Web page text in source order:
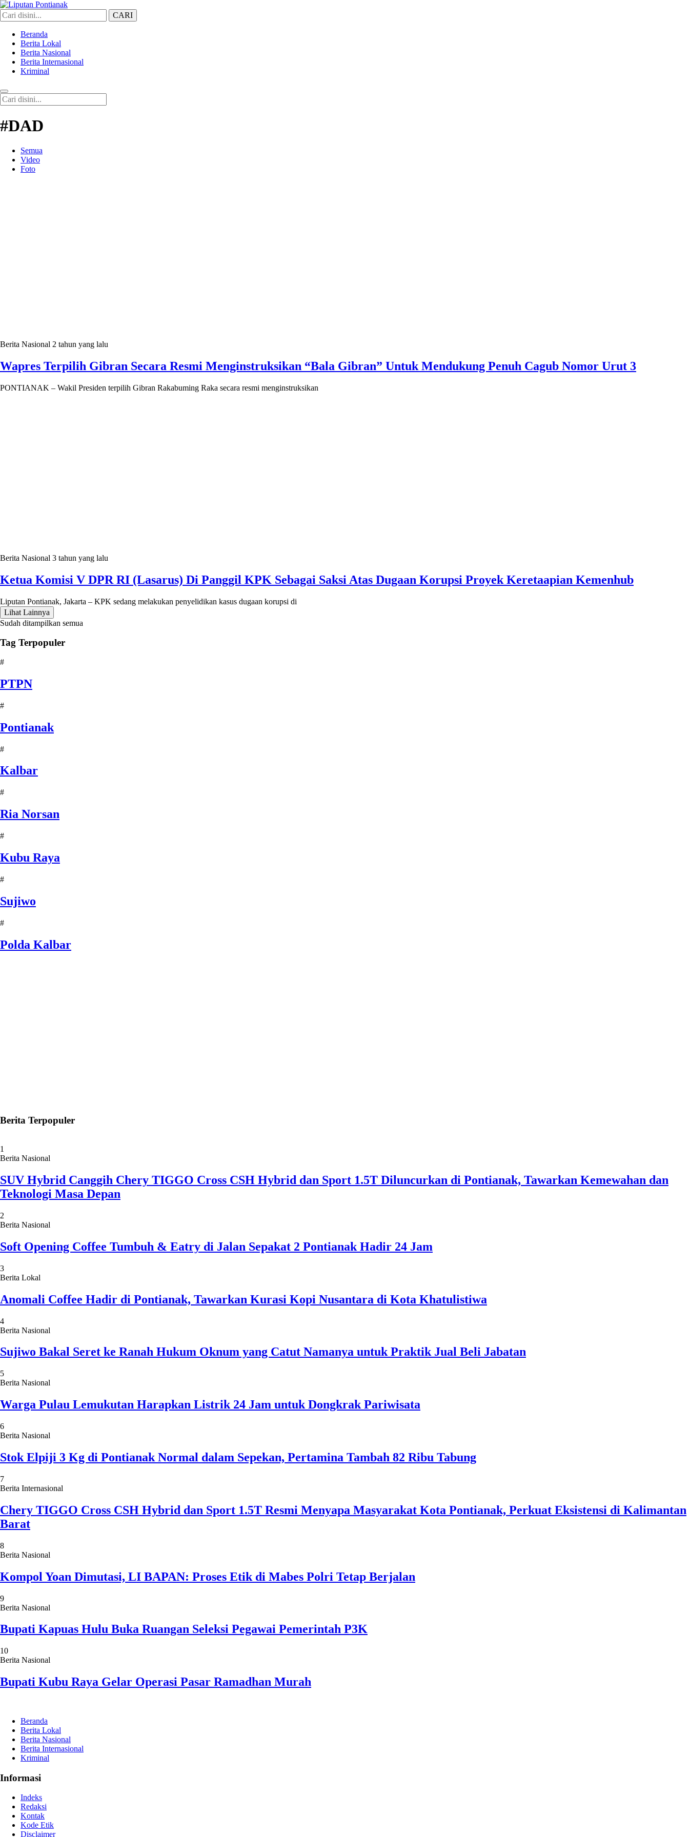
Liputan Pontianak
Berita Terkini dan TerUpdate
CARI
Beranda
Berita Lokal
Berita Nasional
Berita Internasional
Kriminal
#DAD
Semua
Video
Foto
Berita Nasional 2 tahun yang lalu
Wapres Terpilih Gibran Secara Resmi Menginstruksikan “Bala Gibran” Untuk Mendukung Penuh Cagub Nomor Urut 3
PONTIANAK – Wakil Presiden terpilih Gibran Rakabuming Raka secara resmi menginstruksikan
Berita Nasional 3 tahun yang lalu
Ketua Komisi V DPR RI (Lasarus) Di Panggil KPK Sebagai Saksi Atas Dugaan Korupsi Proyek Keretaapian Kemenhub
Liputan Pontianak, Jakarta – KPK sedang melakukan penyelidikan kasus dugaan korupsi di
Lihat Lainnya
Sudah ditampilkan semua
Tag Terpopuler
#
PTPN
#
Pontianak
#
Kalbar
#
Ria Norsan
#
Kubu Raya
#
Sujiwo
#
Polda Kalbar
Berita Terpopuler
1
Berita Nasional
SUV Hybrid Canggih Chery TIGGO Cross CSH Hybrid dan Sport 1.5T Diluncurkan di Pontianak, Tawarkan Kemewahan dan
Teknologi Masa Depan
2
Berita Nasional
Soft Opening Coffee Tumbuh & Eatry di Jalan Sepakat 2 Pontianak Hadir 24 Jam
3
Berita Lokal
Anomali Coffee Hadir di Pontianak, Tawarkan Kurasi Kopi Nusantara di Kota Khatulistiwa
4
Berita Nasional
Sujiwo Bakal Seret ke Ranah Hukum Oknum yang Catut Namanya untuk Praktik Jual Beli Jabatan
5
Berita Nasional
Warga Pulau Lemukutan Harapkan Listrik 24 Jam untuk Dongkrak Pariwisata
6
Berita Nasional
Stok Elpiji 3 Kg di Pontianak Normal dalam Sepekan, Pertamina Tambah 82 Ribu Tabung
7
Berita Internasional
Chery TIGGO Cross CSH Hybrid dan Sport 1.5T Resmi Menyapa Masyarakat Kota Pontianak, Perkuat Eksistensi di Kalimantan
Barat
8
Berita Nasional
Kompol Yoan Dimutasi, LI BAPAN: Proses Etik di Mabes Polri Tetap Berjalan
9
Berita Nasional
Bupati Kapuas Hulu Buka Ruangan Seleksi Pegawai Pemerintah P3K
10
Berita Nasional
Bupati Kubu Raya Gelar Operasi Pasar Ramadhan Murah
Beranda
Berita Lokal
Berita Nasional
Berita Internasional
Kriminal
Informasi
Indeks
Redaksi
Kontak
Kode Etik
Disclaimer